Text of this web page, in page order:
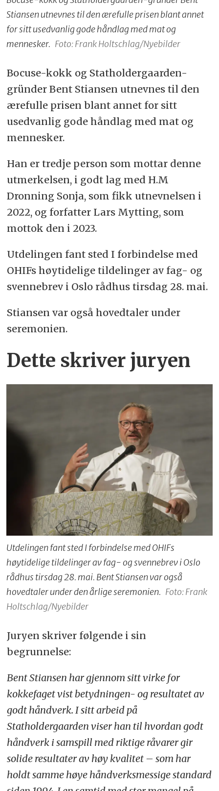
Stiansen utnevnes til den ærefulle prisen blant annet
for sitt usedvanlig gode håndlag med mat og
mennesker. Foto: Frank Holtschlag/Nyebilder
Bocuse-kokk og Statholdergaarden-
gründer Bent Stiansen utnevnes til den
ærefulle prisen blant annet for sitt
usedvanlig gode håndlag med mat og
mennesker.
Han er tredje person som mottar denne
utmerkelsen, i godt lag med H.M
Dronning Sonja, som fikk utnevnelsen i
2022, og forfatter Lars Mytting, som
mottok den i 2023.
Utdelingen fant sted I forbindelse med
OHIFs høytidelige tildelinger av fag- og
svennebrev i Oslo rådhus tirsdag 28. mai.
Stiansen var også hovedtaler under
seremonien.
Dette skriver juryen
Utdelingen fant sted I forbindelse med OHIFs
høytidelige tildelinger av fag- og svennebrev i Oslo
rådhus tirsdag 28. mai. Bent Stiansen var også
hovedtaler under den årlige seremonien. Foto: Frank
Holtschlag/Nyebilder
Juryen skriver følgende i sin
begrunnelse:
Bent Stiansen har gjennom sitt virke for
kokkefaget vist betydningen- og resultatet av
godt håndverk. I sitt arbeid på
Statholdergaarden viser han til hvordan godt
håndverk i samspill med riktige råvarer gir
solide resultater av høy kvalitet – som har
holdt samme høye håndverksmessige standard